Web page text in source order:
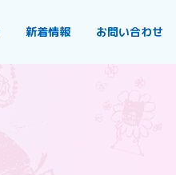
新着情報 お問い合わせ